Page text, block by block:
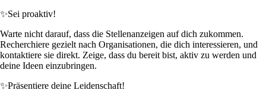
✨Sei proaktiv!
Warte nicht darauf, dass die Stellenanzeigen auf dich zukommen.
Recherchiere gezielt nach Organisationen, die dich interessieren, und
kontaktiere sie direkt. Zeige, dass du bereit bist, aktiv zu werden und
deine Ideen einzubringen.
✨Präsentiere deine Leidenschaft!